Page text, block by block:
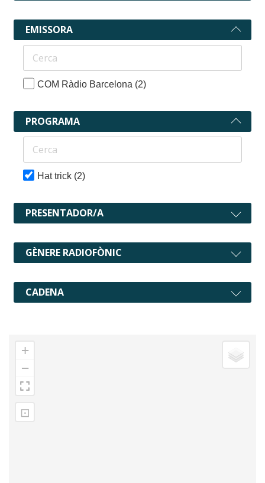
EMISSORA
COM Ràdio Barcelona (2)
PROGRAMA
Hat trick (2)
PRESENTADOR/A
GÈNERE RADIOFÒNIC
CADENA
+
−
⊡